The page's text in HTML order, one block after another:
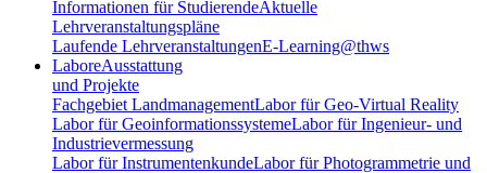
Informationen für StudierendeAktuelle
Lehrveranstaltungspläne
Laufende LehrveranstaltungenE-Learning@thws
LaboreAusstattung
und Projekte
Fachgebiet LandmanagementLabor für Geo-Virtual Reality
Labor für GeoinformationssystemeLabor für Ingenieur- und
Industrievermessung
Labor für InstrumentenkundeLabor für Photogrammetrie und